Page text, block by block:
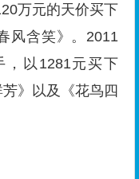
万元的天价买下
风含笑》。2011
以1281元买下
芳》以及《花鸟四